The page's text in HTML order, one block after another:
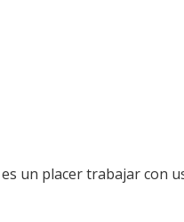
un placer trabajar con